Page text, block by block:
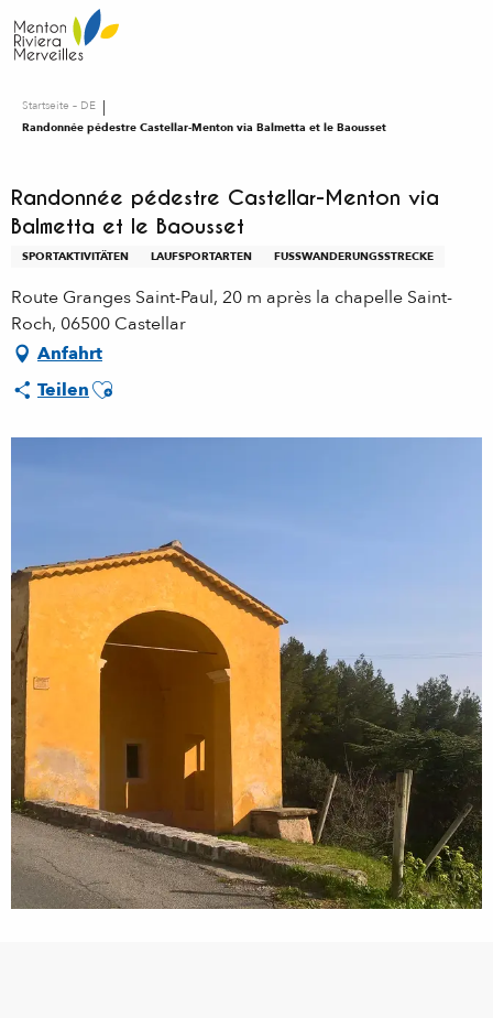
au
contenu
Startseite – DE
Randonnée pédestre Castellar-Menton via Balmetta et le Baousset
Randonnée pédestre Castellar-Menton via
Balmetta et le Baousset
SPORTAKTIVITÄTEN LAUFSPORTARTEN FUSSWANDERUNGSSTRECKE
Route Granges Saint-Paul, 20 m après la chapelle Saint-
Roch, 06500 Castellar
Anfahrt
TeilenAjouter aux favoris